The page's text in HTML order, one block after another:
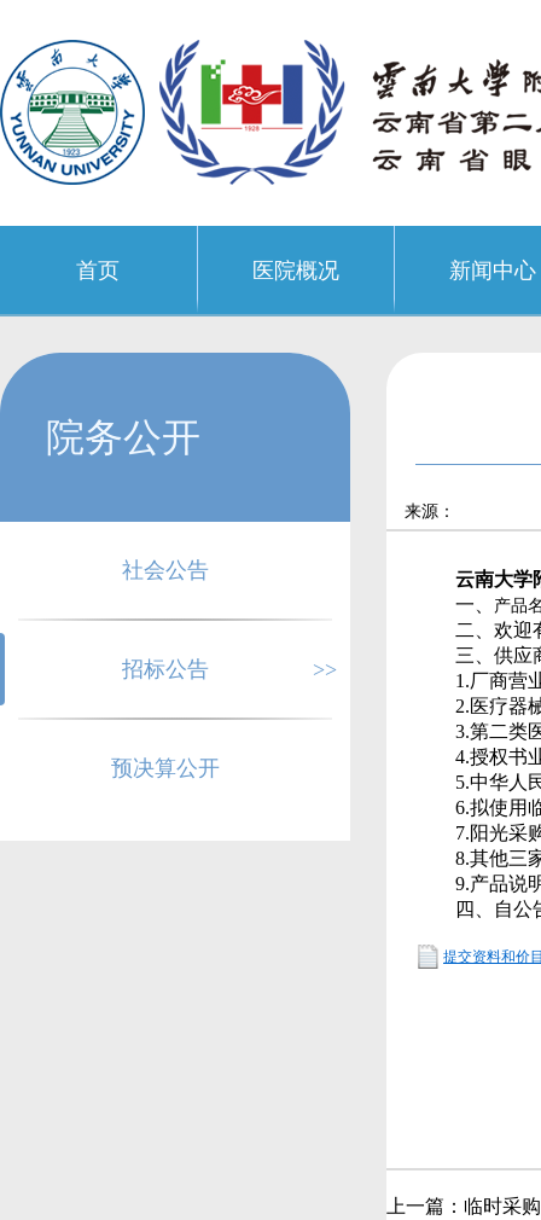
首页 医院概况 新闻中心
院务公开
社会公告
招标公告 >>
预决算公开
来源：
云南大学
一、
产品
二、欢迎
三、供应
1.厂商营
2.医疗器
3.第二类
4.授权书
5.中华人
6.拟使用
7.阳光采
8.其他三
9.产品说
四、自公
提交资料和价
上一篇： 临时采